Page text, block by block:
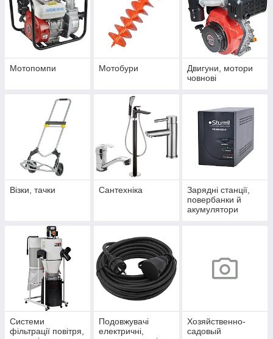
Мотопомпи Мотобури
Двигуни, мотори
човнові
Візки, тачки Сантехніка
Зарядні станції,
повербанки й
акумулятори
Системи
фільтрації повітря,
Подовжувачі
електричні,
Хозяйственно-
садовый